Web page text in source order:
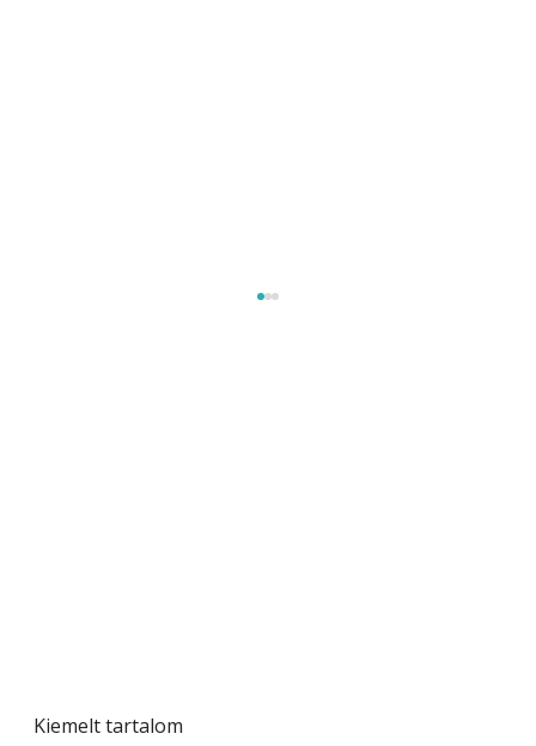
Kiemelt tartalom